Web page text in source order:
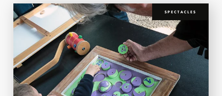
SPECTACLES